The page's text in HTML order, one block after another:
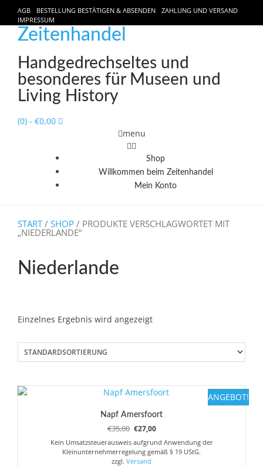
AGB BESTELLUNG BESTÄTIGEN & ABSENDEN
ZAHLUNG UND VERSAND
IMPRESSUM
Zeitenhandel
Handgedrechseltes und
besonderes für Museen und
Living History
(0) - €0,00
menu
Shop
Willkommen beim Zeitenhandel
Mein Konto
START/ SHOP / PRODUKTE VERSCHLAGWORTET MIT
„NIEDERLANDE“
Niederlande
Einzelnes Ergebnis wird angezeigt
ANGEBOT!
Napf Amersfoort
€35,00 Ursprünglicher
Preis
war:
€35,00
€27,00Aktueller
Preis
ist:
Kein Umsatzsteuerausweis aufgrund Anwendung der
Kleinunternehmerregelung gemäß § 19 UStG.
zzgl. Versand